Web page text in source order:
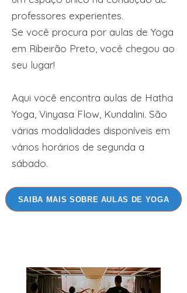
professores experientes.
Se você procura por aulas de Yoga
em Ribeirão Preto, você chegou ao
seu lugar!
Aqui você encontra aulas de Hatha
Yoga, Vinyasa Flow, Kundalini. São
várias modalidades disponíveis em
vários horários de segunda a
sábado.
SAIBA MAIS SOBRE AULAS DE YOGA